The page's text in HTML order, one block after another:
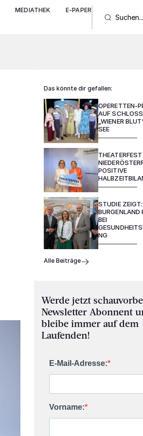
MEDIATHEK E-PAPER
Das könnte dir gefallen:
OPERETTEN-
AUF
„WIENER
SEE
THEATERFEST
POSITIVE
STUDIE ZEIGT:
BURGENLAND
BEI
NG
Alle Beiträge
Werde jetzt
Newsletter Abonnent
bleibe immer auf dem
Laufenden!
E-Mail-Adresse:
Vorname: